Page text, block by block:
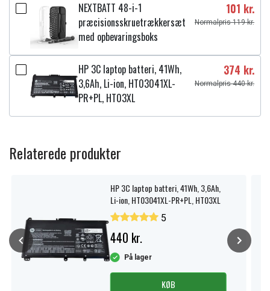
NEXTBATT 48-i-1
præcisionsskruetrækkersæt
med opbevaringsboks
101 kr.
Normalpris 119 kr.
HP 3C laptop batteri, 41Wh,
3,6Ah, Li-ion, HT03041XL-
PR+PL, HT03XL
374 kr.
Normalpris 440 kr.
Relaterede produkter
HP 3C laptop batteri, 41Wh, 3,6Ah,
Li-ion, HT03041XL-PR+PL, HT03XL
5
440 kr.
På lager
KØB